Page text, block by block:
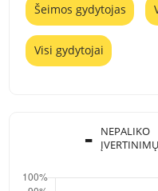
Šeimos gydytojas
Visi gydytojai
-
NEPALIKO
ĮVERTINIMŲ